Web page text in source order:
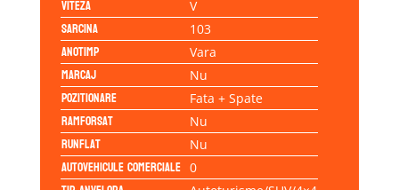
Viteza V
Sarcina 103
Anotimp Vara
Marcaj Nu
Pozitionare Fata + Spate
Ramforsat Nu
Runflat Nu
Autovehicule comerciale 0